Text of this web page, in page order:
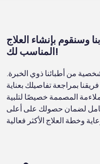
وسنقوم بإنشاء العلاج
المناسب لك!
من أطبائنا ذوي الخبرة.
بمراجعة تفاصيلك بعناية
المصممة خصيصًا لتلبية
لضمان حصولك على أعلى